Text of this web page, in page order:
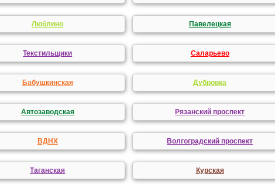
Люблино Павелецкая
Текстильщики Саларьево
Бабушкинская Дубровка
Автозаводская Рязанский проспект
ВДНХ Волгоградский проспект
Таганская Курская